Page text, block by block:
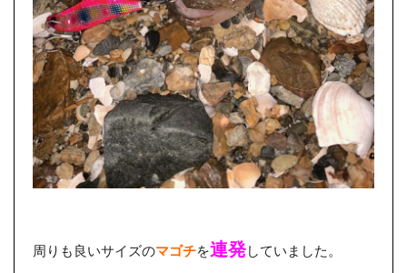
周りも良いサイズのマゴチを連発していました。